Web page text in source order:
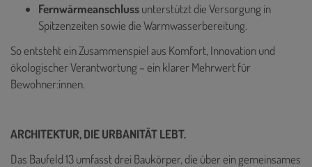
Fernwärmeanschlussunterstützt die Versorgung in
Spitzenzeiten sowie die Warmwasserbereitung.
So entsteht ein Zusammenspiel aus Komfort, Innovation und
ökologischer Verantwortung – ein klarer Mehrwert für
Bewohner:innen.
ARCHITEKTUR, DIE URBANITÄT LEBT.
Das Baufeld 13 umfasst drei Baukörper, die über ein gemeinsames